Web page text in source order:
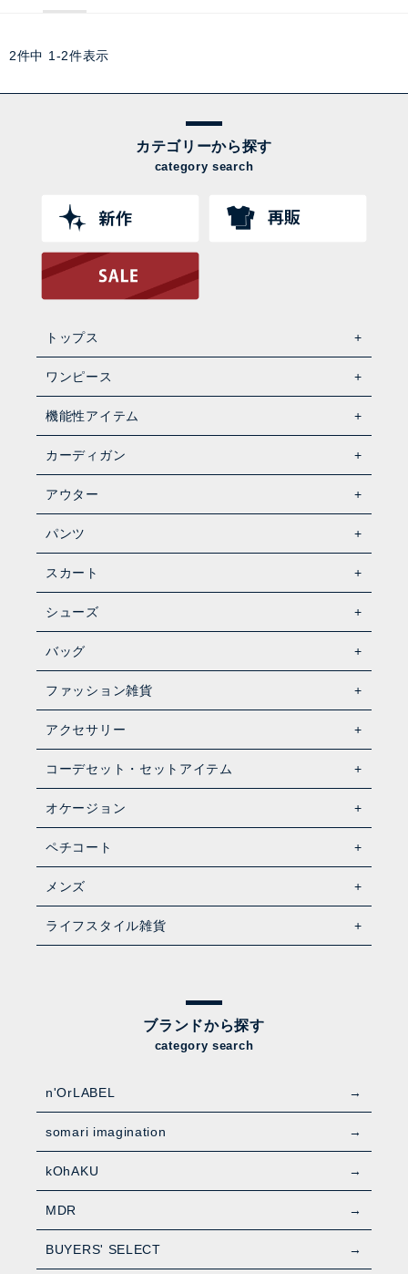
2件中 1 -2件表示
カテゴリーから探す
category search
トップス
ワンピース
機能性アイテム
カーディガン
アウター
パンツ
スカート
シューズ
バッグ
ファッション雑貨
アクセサリー
コーデセット・セットアイテム
オケージョン
ペチコート
メンズ
ライフスタイル雑貨
ブランドから探す
category search
n'OrLABEL
somari imagination
kOhAKU
MDR
BUYERS' SELECT